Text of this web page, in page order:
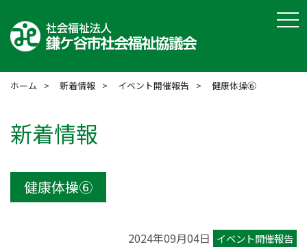
ホーム 新着情報 イベント開催報告 健康体操⑥
新着情報
健康体操⑥
2024年09月04日 イベント開催報告